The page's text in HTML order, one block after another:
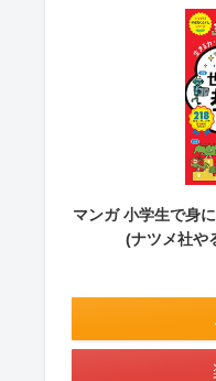
マンガ 小学生で身
(ナツメ社や